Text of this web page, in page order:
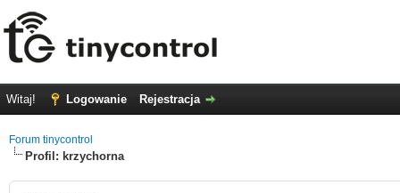
Witaj! Logowanie Rejestracja
Forum tinycontrol
Profil: krzychorna